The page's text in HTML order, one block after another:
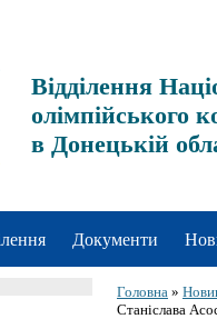
Відділення
олімпійського
в Донецькій
Документи
Головна »
Станіслава